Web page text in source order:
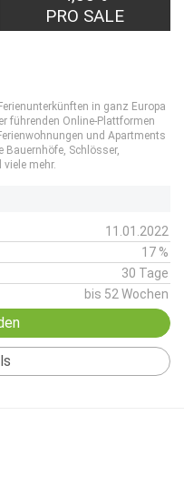
PRO SALE
in ganz Europa
führenden Online-Plattformen
und Apartments
Bauernhöfe, Schlösser,
mehr.
11.01.2022
17 %
30 Tage
bis 52 Wochen